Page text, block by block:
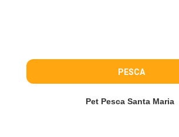
PESCA
Pet Pesca Santa Maria